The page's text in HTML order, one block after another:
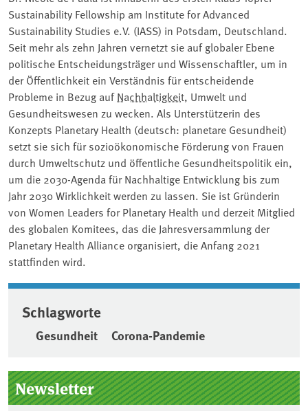
Sustainability Fellowship am Institute for Advanced
Sustainability Studies e.V. (IASS) in Potsdam, Deutschland.
Seit mehr als zehn Jahren vernetzt sie auf globaler Ebene
politische Entscheidungsträger und Wissenschaftler, um in
der Öffentlichkeit ein Verständnis für entscheidende
Probleme in Bezug aufNachhaltigkeit, Umwelt und
Gesundheitswesen zu wecken. Als Unterstützerin des
Konzepts Planetary Health (deutsch: planetare Gesundheit)
setzt sie sich für sozioökonomische Förderung von Frauen
durch Umweltschutz und öffentliche Gesundheitspolitik ein,
um die 2030-Agenda für Nachhaltige Entwicklung bis zum
Jahr 2030 Wirklichkeit werden zu lassen. Sie ist Gründerin
von Women Leaders for Planetary Health und derzeit Mitglied
des globalen Komitees, das die Jahresversammlung der
Planetary Health Alliance organisiert, die Anfang 2021
stattfinden wird.
Schlagworte
Gesundheit Corona-Pandemie
Seitenleiste
Newsletter